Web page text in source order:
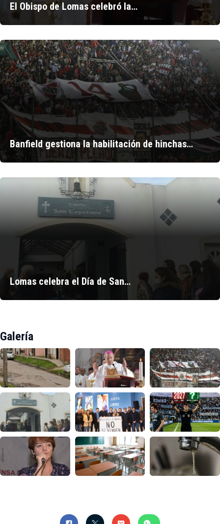
El Obispo de Lomas celebró la…
Banfield gestiona la habilitación de hinchas…
Lomas celebra el Día de San…
Galería